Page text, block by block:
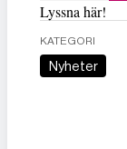
Lyssna här!
KATEGORI
Nyheter